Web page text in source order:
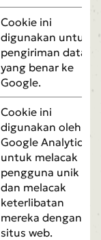
Cookie ini
digunakan untuk
pengiriman data
yang benar ke
Google.
Cookie ini
digunakan oleh
Google Analytics
untuk melacak
pengguna unik
dan melacak
keterlibatan
mereka dengan
situs web.